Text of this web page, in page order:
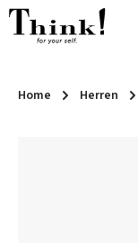
Zum Hauptinhalt
Home Herren